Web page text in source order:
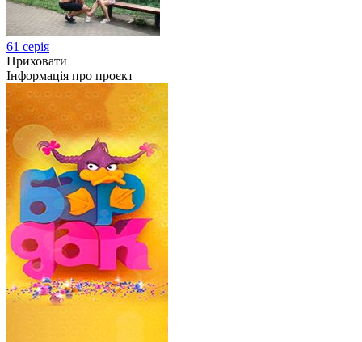
61 серія
Приховати
Інформація про проєкт